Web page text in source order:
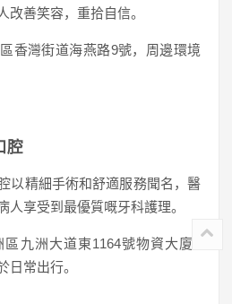
改善笑容，重拾自信。
灣街道海燕路9號，周邊環境
腔
精細手術和舒適服務聞名，醫
人享受到最優質嘅牙科護理。
洲大道東1164號物資大廈2
日常出行。